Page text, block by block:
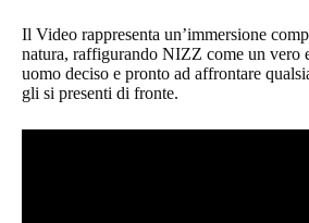
Il Video rappresenta un’immersione
natura, raffigurando NIZZ come un vero
uomo deciso e pronto ad affrontare
gli si presenti di fronte.